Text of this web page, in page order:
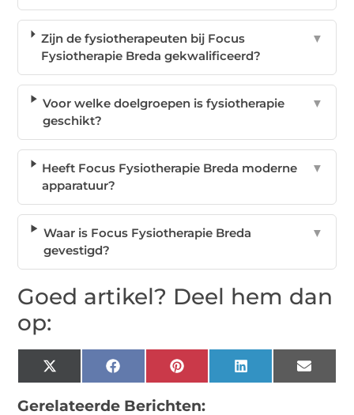
Zijn de fysiotherapeuten bij Focus
Fysiotherapie Breda gekwalificeerd?
▼
Voor welke doelgroepen is fysiotherapie
geschikt?
▼
Heeft Focus Fysiotherapie Breda moderne
apparatuur?
▼
Waar is Focus Fysiotherapie Breda
gevestigd?
▼
Goed artikel? Deel hem dan
op:
X
(Twitter)
Facebook Pinterest LinkedIn Email
Gerelateerde Berichten: